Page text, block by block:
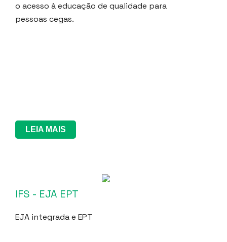
o acesso à educação de qualidade para
pessoas cegas.
LEIA MAIS
IFS - EJA EPT
EJA integrada e EPT